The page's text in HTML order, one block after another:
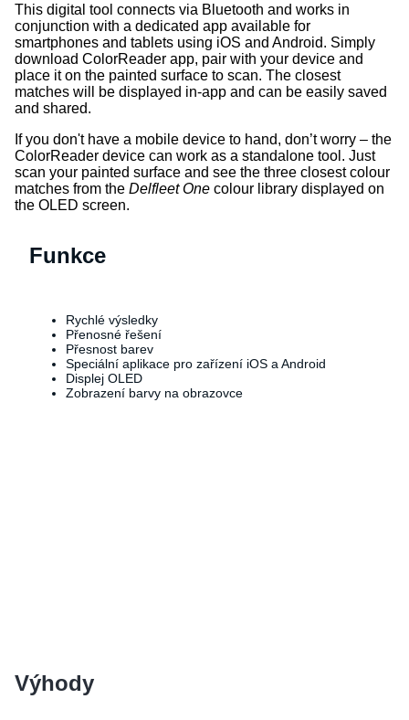
This digital tool connects via Bluetooth and works in
conjunction with a dedicated app available for
smartphones and tablets using iOS and Android. Simply
download ColorReader app, pair with your device and
place it on the painted surface to scan. The closest
matches will be displayed in-app and can be easily saved
and shared.
If you don't have a mobile device to hand, don’t worry – the
ColorReader device can work as a standalone tool. Just
scan your painted surface and see the three closest colour
matches from the Delfleet One colour library displayed on
the OLED screen.
Funkce
Rychlé výsledky
Přenosné řešení
Přesnost barev
Speciální aplikace pro zařízení iOS a Android
Displej OLED
Zobrazení barvy na obrazovce
Výhody